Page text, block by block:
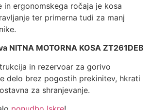
in ergonomskega ročaja je kosa
ter primerna tudi za manj
NITNA MOTORNA KOSA ZT261DEB
in rezervoar za gorivo
delo brez pogostih prekinitev, hkrati
za shranjevanje.